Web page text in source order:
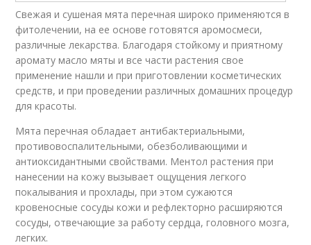
Свежая и сушеная мята перечная широко применяются в
фитолечении, на ее основе готовятся аромосмеси,
различные лекарства. Благодаря стойкому и приятному
аромату масло мяты и все части растения свое
применение нашли и при приготовлении косметических
средств, и при проведении различных домашних процедур
для красоты.
Мята перечная обладает антибактериальными,
противовоспалительными, обезболивающими и
антиоксидантными свойствами. Ментол растения при
нанесении на кожу вызывает ощущения легкого
покалывания и прохлады, при этом сужаются
кровеносные сосуды кожи и рефлекторно расширяются
сосуды, отвечающие за работу сердца, головного мозга,
легких.